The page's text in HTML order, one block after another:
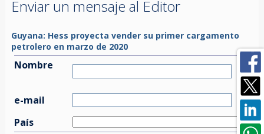
Enviar un mensaje al Editor
Guyana: Hess proyecta vender su primer cargamento
petrolero en marzo de 2020
Nombre
e-mail
País